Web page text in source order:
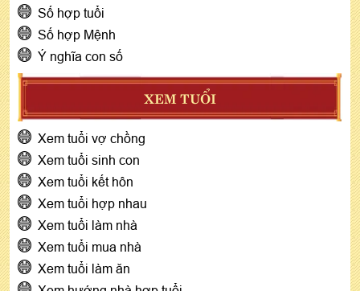
Số hợp tuổi
Số hợp Mệnh
Ý nghĩa con số
XEM TUỔI
Xem tuổi vợ chồng
Xem tuổi sinh con
Xem tuổi kết hôn
Xem tuổi hợp nhau
Xem tuổi làm nhà
Xem tuổi mua nhà
Xem tuổi làm ăn